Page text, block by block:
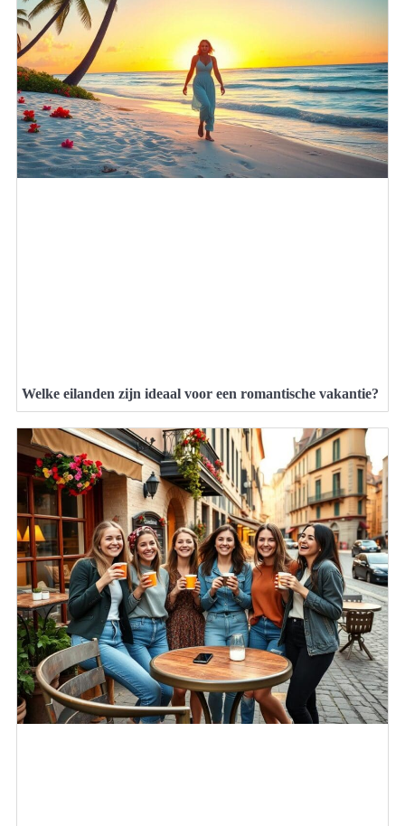
Welke eilanden zijn ideaal voor een romantische vakantie?